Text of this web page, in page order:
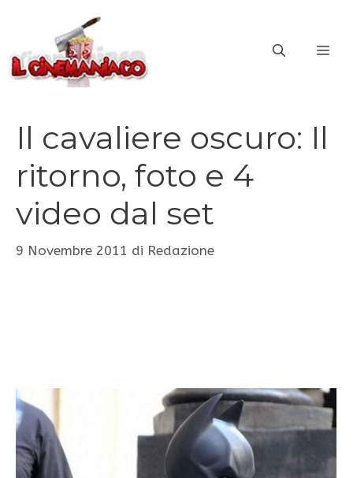
contenuto
Il cavaliere oscuro: Il
ritorno, foto e 4
video dal set
9 Novembre 2011 di Redazione